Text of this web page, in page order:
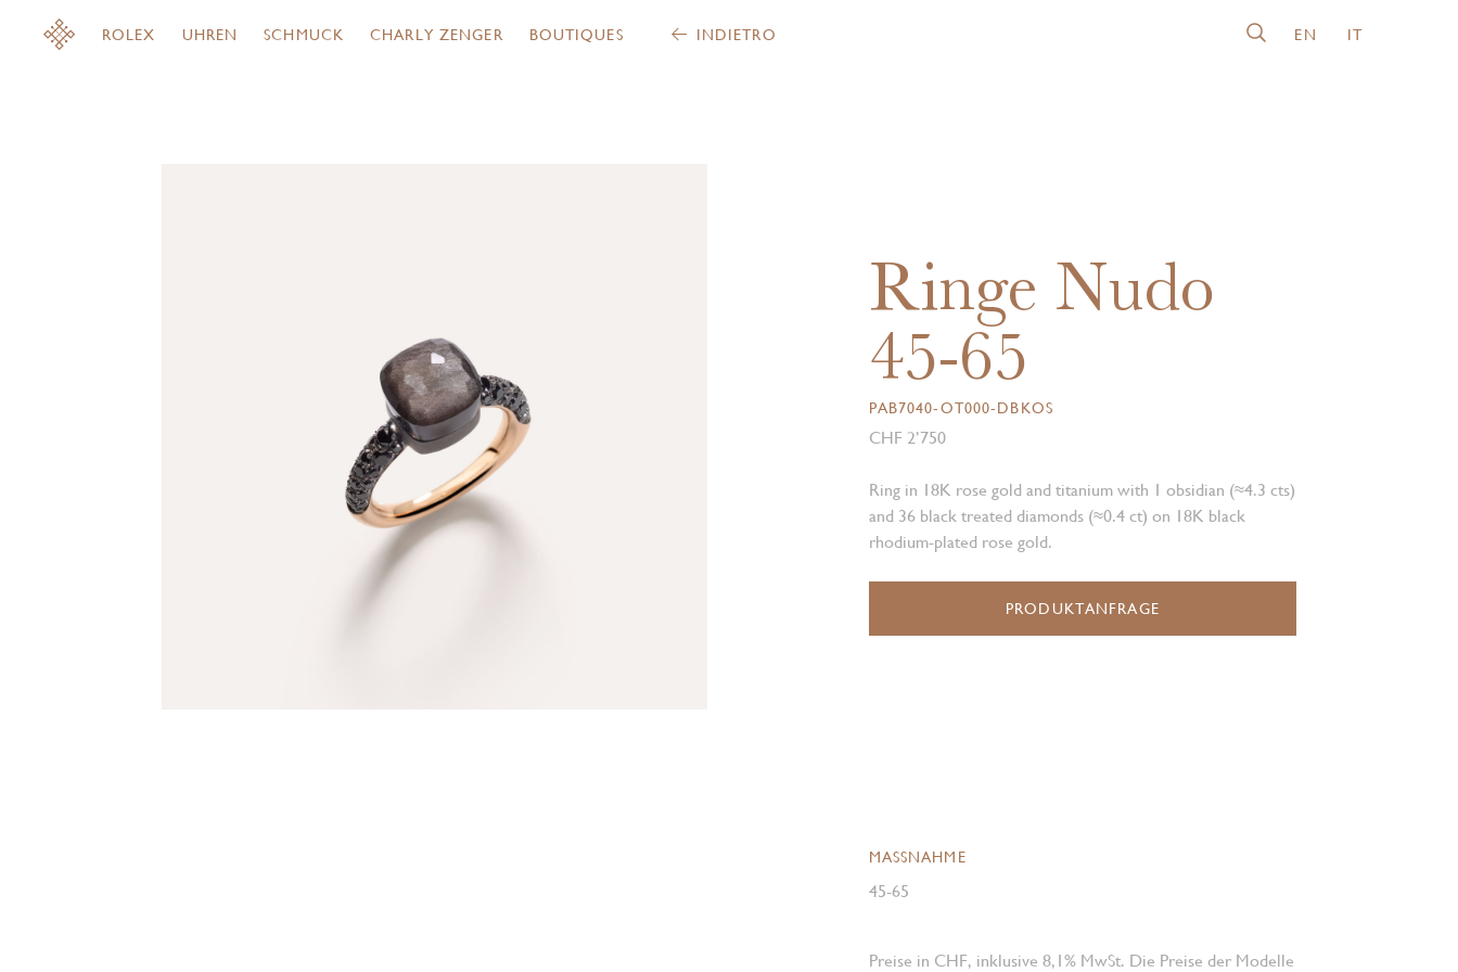
ROLEX UHREN SCHMUCK CHARLY ZENGER BOUTIQUES INDIETRO EN IT
Ringe Nudo
45-65
PAB7040-OT000-DBKOS
CHF 2’750
Ring in 18K rose gold and titanium with 1 obsidian (≈4.3 cts)
and 36 black treated diamonds (≈0.4 ct) on 18K black
rhodium-plated rose gold.
PRODUKTANFRAGE
MASSNAHME
45-65
Preise in CHF, inklusive 8,1% MwSt. Die Preise der Modelle